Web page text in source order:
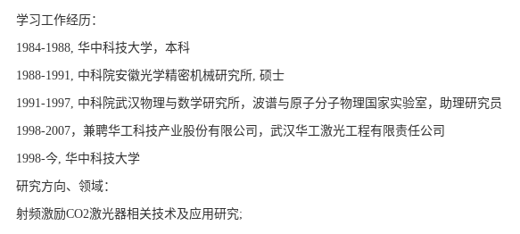
学习工作经历：
1984-1988, 华中科技大学，本科
1988-1991, 中科院安徽光学精密机械研究所, 硕士
1991-1997, 中科院武汉物理与数学研究所，波谱与原子分子物理国家实验室，助理研究员
1998-2007，兼聘华工科技产业股份有限公司，武汉华工激光工程有限责任公司
1998-今, 华中科技大学
研究方向、领域：
射频激励CO2激光器相关技术及应用研究;